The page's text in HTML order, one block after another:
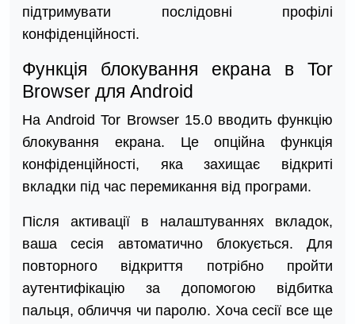
підтримувати послідовні профілі
конфіденційності.
Функція блокування екрана в Tor
Browser для Android
На Android Tor Browser 15.0 вводить функцію
блокування екрана. Це опційна функція
конфіденційності, яка захищає відкриті
вкладки під час перемикання від програми.
Після активації в налаштуваннях вкладок,
ваша сесія автоматично блокується. Для
повторного відкриття потрібно пройти
аутентифікацію за допомогою відбитка
пальця, обличчя чи паролю. Хоча сесії все ще